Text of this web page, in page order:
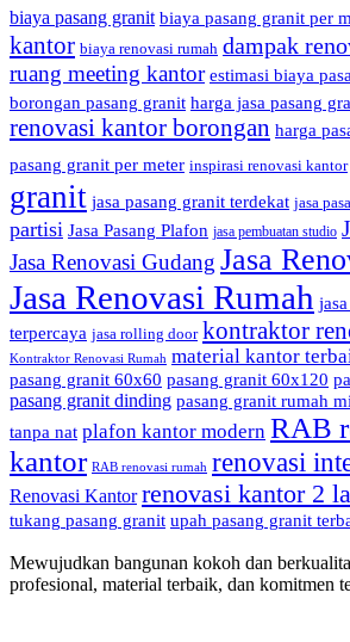
biaya pasang granit biaya pasang granit per
kantor biaya renovasi rumah dampak
ruang meeting kantor estimasi biaya
borongan pasang granit harga jasa pasang
renovasi kantor borongan harga
pasang granit per meter inspirasi renovasi kantor
granit jasa pasang granit terdekat jasa
partisi Jasa Pasang Plafon jasa pembuatan studio
Jasa Renovasi Gudang Jasa
Jasa Renovasi Rumah
terpercaya jasa rolling door kontraktor
Kontraktor Renovasi Rumah material kantor
pasang granit 60x60 pasang granit 60x120
pasang granit dinding pasang granit rumah
tanpa nat plafon kantor modern RAB
kantor RAB renovasi rumah renovasi
Renovasi Kantor renovasi kantor 2
tukang pasang granit upah pasang granit
Mewujudkan bangunan kokoh dan
profesional, material terbaik, dan komitmen